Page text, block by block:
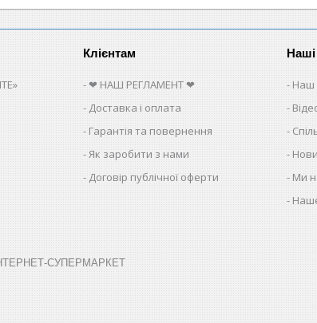
Клієнтам
❤ НАШ РЕГЛАМЕНТ ❤
Доставка і оплата
Гарантія та повернення
Як заробити з нами
Договір публічної оферти
Наші
Наш
Ми
СУПЕРМАРКЕТ